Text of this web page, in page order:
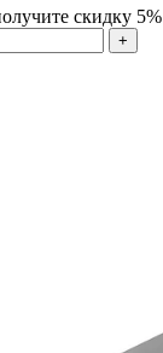
скидку 5%
+